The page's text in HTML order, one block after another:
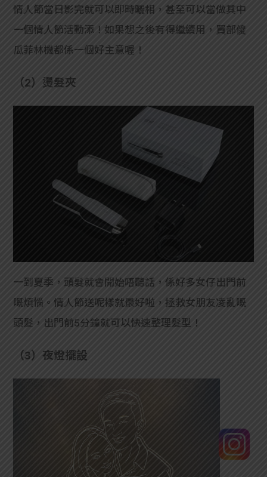
情人節當日影完就可以即時曬相，甚至可以當做其中
一個情人節活動添！如果想之後有得繼續用，買部傻
瓜菲林機都係一個好主意喔！
（2）燙髮夾
一到夏季，頭髮就會開始唔聽話，係好多女仔出門前
嘅煩惱。情人節送呢樣就最好啦，拯救女朋友凌亂嘅
頭髮，出門前5分鐘就可以快速整理髮型！
（3）夜燈擺設